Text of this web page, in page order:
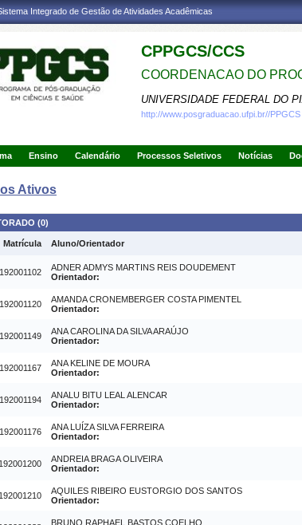
Integrado de Gestão de Atividades Acadêmicas
CPPGCS/CCS
COORDENACAO DO
UNIVERSIDADE FEDERAL DO
http://www.posgraduacao.ufpi.br//PPGCS
Ensino Calendário Processos Seletivos Notícias
Ativos
(0)
Matrícula Aluno/Orientador
ADNER ADMYS MARTINS REIS DOUDEMENT
Orientador:
AMANDA CRONEMBERGER COSTA PIMENTEL
Orientador:
ANA CAROLINA DA SILVA ARAÚJO
Orientador:
ANA KELINE DE MOURA
Orientador:
ANALU BITU LEAL ALENCAR
Orientador:
ANA LUÍZA SILVA FERREIRA
Orientador:
ANDREIA BRAGA OLIVEIRA
Orientador:
AQUILES RIBEIRO EUSTORGIO DOS SANTOS
Orientador:
BRUNO RAPHAEL BASTOS COELHO